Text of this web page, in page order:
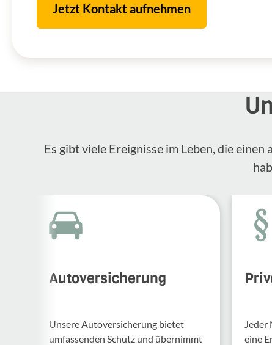
Jetzt Kontakt aufnehmen
Es gibt viele Ereignisse im Leben, die
Autoversicherung
Unsere Auto­ver­si­che­rung bietet
umfas­senden Schutz und über­nimmt
eine